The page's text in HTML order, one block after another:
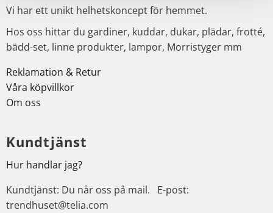
Vi har ett unikt helhetskoncept för hemmet.
Hos oss hittar du gardiner, kuddar, dukar, plädar, frotté,
bädd-set, linne produkter, lampor, Morristyger mm
Reklamation & Retur
Våra köpvillkor
Om oss
Kundtjänst
Hur handlar jag?
Kundtjänst: Du når oss på mail. E-post:
trendhuset@telia.com